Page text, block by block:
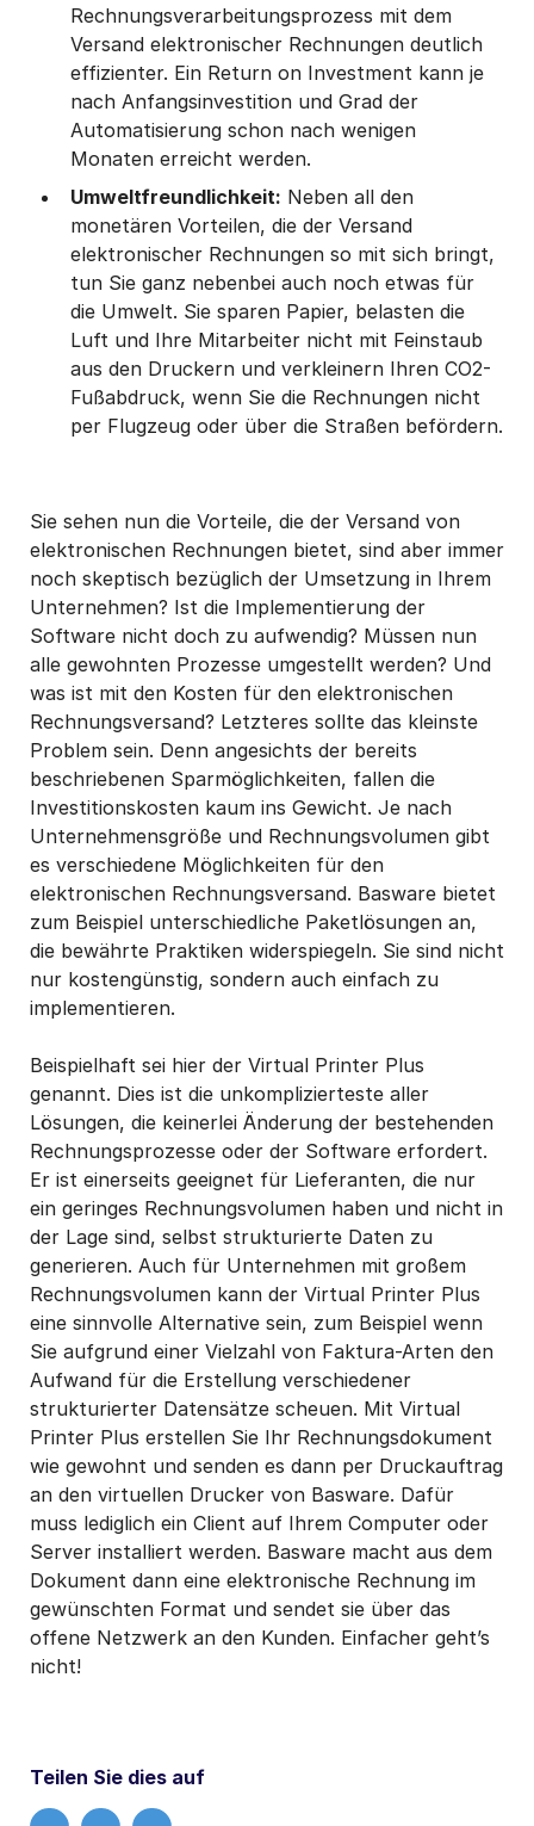
Rechnungsverarbeitungsprozess mit dem
Versand elektronischer Rechnungen deutlich
effizienter. Ein Return on Investment kann je
nach Anfangsinvestition und Grad der
Automatisierung schon nach wenigen
Monaten erreicht werden.
Umweltfreundlichkeit: Neben all den
monetären Vorteilen, die der Versand
elektronischer Rechnungen so mit sich bringt,
tun Sie ganz nebenbei auch noch etwas für
die Umwelt. Sie sparen Papier, belasten die
Luft und Ihre Mitarbeiter nicht mit Feinstaub
aus den Druckern und verkleinern Ihren CO2-
Fußabdruck, wenn Sie die Rechnungen nicht
per Flugzeug oder über die Straßen befördern.
Sie sehen nun die Vorteile, die der Versand von
elektronischen Rechnungen bietet, sind aber immer
noch skeptisch bezüglich der Umsetzung in Ihrem
Unternehmen? Ist die Implementierung der
Software nicht doch zu aufwendig? Müssen nun
alle gewohnten Prozesse umgestellt werden? Und
was ist mit den Kosten für den elektronischen
Rechnungsversand? Letzteres sollte das kleinste
Problem sein. Denn angesichts der bereits
beschriebenen Sparmöglichkeiten, fallen die
Investitionskosten kaum ins Gewicht. Je nach
Unternehmensgröße und Rechnungsvolumen gibt
es verschiedene Möglichkeiten für den
elektronischen Rechnungsversand. Basware bietet
zum Beispiel unterschiedliche Paketlösungen an,
die bewährte Praktiken widerspiegeln. Sie sind nicht
nur kostengünstig, sondern auch einfach zu
implementieren.
Beispielhaft sei hier der Virtual Printer Plus
genannt. Dies ist die unkomplizierteste aller
Lösungen, die keinerlei Änderung der bestehenden
Rechnungsprozesse oder der Software erfordert.
Er ist einerseits geeignet für Lieferanten, die nur
ein geringes Rechnungsvolumen haben und nicht in
der Lage sind, selbst strukturierte Daten zu
generieren. Auch für Unternehmen mit großem
Rechnungsvolumen kann der Virtual Printer Plus
eine sinnvolle Alternative sein, zum Beispiel wenn
Sie aufgrund einer Vielzahl von Faktura-Arten den
Aufwand für die Erstellung verschiedener
strukturierter Datensätze scheuen. Mit Virtual
Printer Plus erstellen Sie Ihr Rechnungsdokument
wie gewohnt und senden es dann per Druckauftrag
an den virtuellen Drucker von Basware. Dafür
muss lediglich ein Client auf Ihrem Computer oder
Server installiert werden. Basware macht aus dem
Dokument dann eine elektronische Rechnung im
gewünschten Format und sendet sie über das
offene Netzwerk an den Kunden. Einfacher geht’s
nicht!
Teilen Sie dies auf